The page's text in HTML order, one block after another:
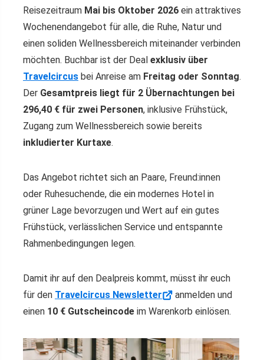
Reisezeitraum Mai bis Oktober 2026 ein attraktives
Wochenendangebot für alle, die Ruhe, Natur und
einen soliden Wellnessbereich miteinander verbinden
möchten. Buchbar ist der Deal exklusiv über
Travelcircus bei Anreise am Freitag oder Sonntag.
Der Gesamtpreis liegt für 2 Übernachtungen bei
296,40 € für zwei Personen, inklusive Frühstück,
Zugang zum Wellnessbereich sowie bereits
inkludierter Kurtaxe.
Das Angebot richtet sich an Paare, Freund:innen
oder Ruhesuchende, die ein modernes Hotel in
grüner Lage bevorzugen und Wert auf ein gutes
Frühstück, verlässlichen Service und entspannte
Rahmenbedingungen legen.
Damit ihr auf den Dealpreis kommt, müsst ihr euch
für den Travelcircus Newsletter
anmelden und
einen 10 € Gutscheincode im Warenkorb einlösen.